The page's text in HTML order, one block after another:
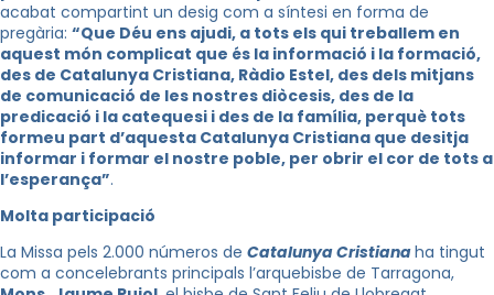
acabat compartint un desig com a síntesi en forma de
pregària: “Que Déu ens ajudi, a tots els qui treballem en
aquest món complicat que és la informació i la formació,
des de Catalunya Cristiana, Ràdio Estel, des dels mitjans
de comunicació de les nostres diòcesis, des de la
predicació i la catequesi i des de la família, perquè tots
formeu part d’aquesta Catalunya Cristiana que desitja
informar i formar el nostre poble, per obrir el cor de tots a
l’esperança”.
Molta participació
La Missa pels 2.000 números de Catalunya Cristianaha tingut
com a concelebrants principals l’arquebisbe de Tarragona,